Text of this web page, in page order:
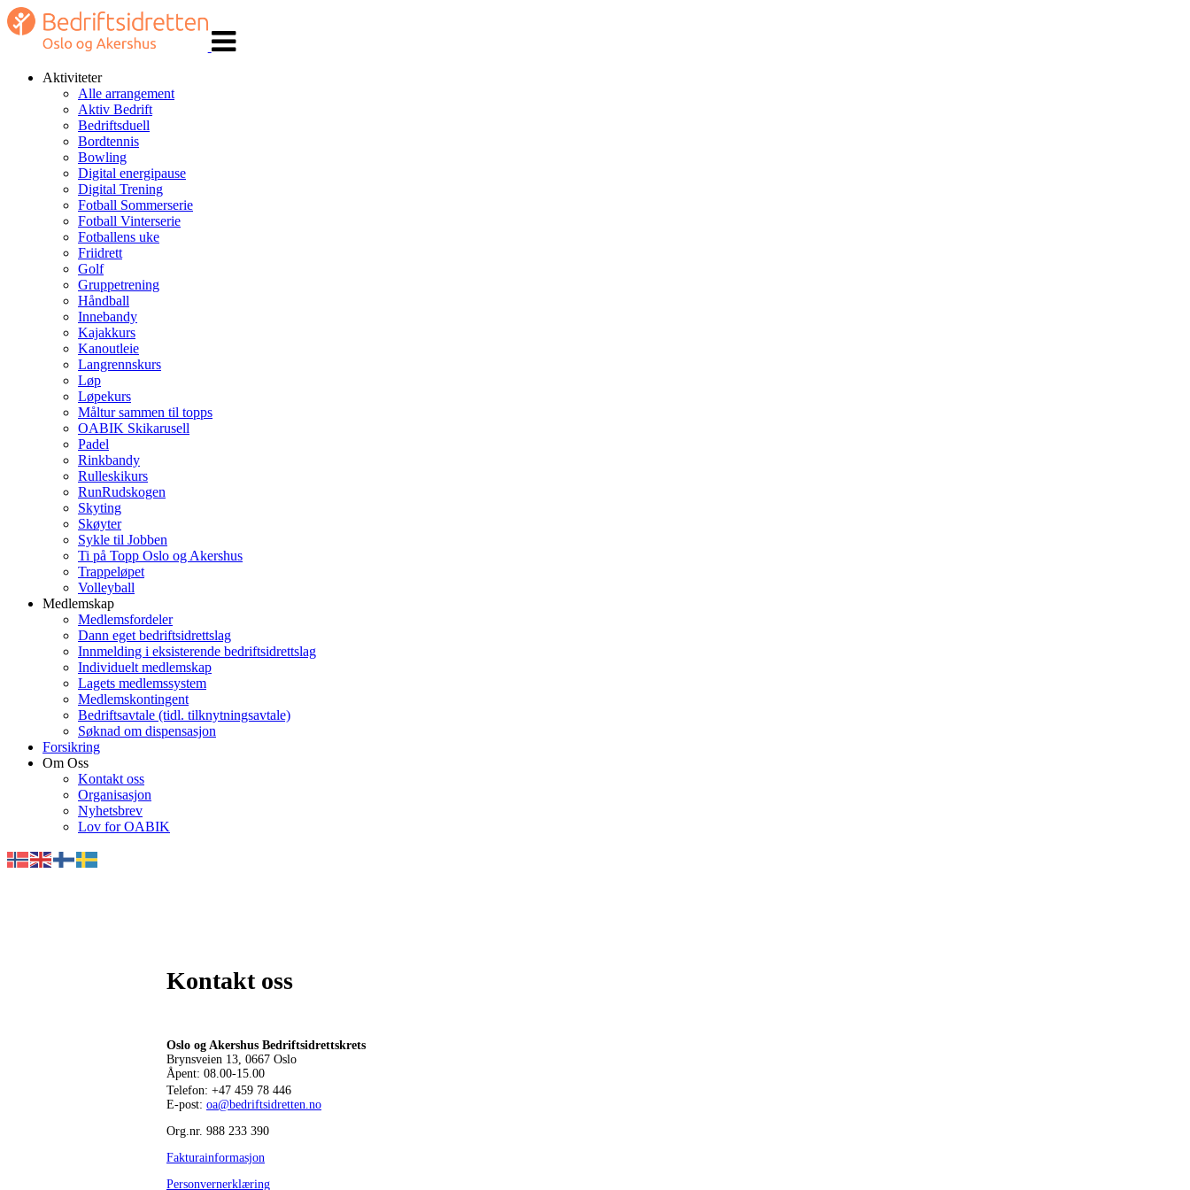
navigasjon
Aktiviteter
Alle arrangement
Aktiv Bedrift
Bedriftsduell
Bordtennis
Bowling
Digital energipause
Digital Trening
Fotball Sommerserie
Fotball Vinterserie
Fotballens uke
Friidrett
Golf
Gruppetrening
Håndball
Innebandy
Kajakkurs
Kanoutleie
Langrennskurs
Løp
Løpekurs
Måltur sammen til topps
OABIK Skikarusell
Padel
Rinkbandy
Rulleskikurs
RunRudskogen
Skyting
Skøyter
Sykle til Jobben
Ti på Topp Oslo og Akershus
Trappeløpet
Volleyball
Medlemskap
Medlemsfordeler
Dann eget bedriftsidrettslag
Innmelding i eksisterende bedriftsidrettslag
Individuelt medlemskap
Lagets medlemssystem
Medlemskontingent
Bedriftsavtale (tidl. tilknytningsavtale)
Søknad om dispensasjon
Forsikring
Om Oss
Kontakt oss
Organisasjon
Nyhetsbrev
Lov for OABIK
Kontakt oss
Oslo og Akershus Bedriftsidrettskrets
Brynsveien 13, 0667 Oslo
Åpent: 08.00-15.00
Telefon: +47 459 78 446
E-post: oa@bedriftsidretten.no
Org.nr. 988 233 390
Fakturainformasjon
Personvernerklæring